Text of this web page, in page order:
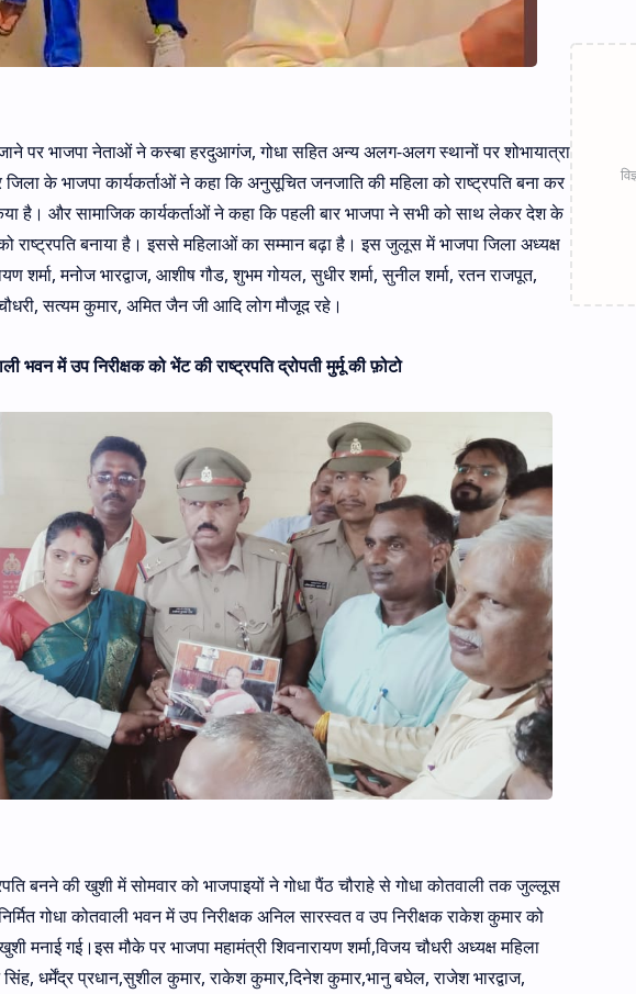
जाने पर भाजपा नेताओं ने कस्बा हरदुआगंज, गोधा सहित अन्य अलग-अलग स्थानों पर शोभायात्रा
के भाजपा कार्यकर्ताओं ने कहा कि अनुसूचित जनजाति की महिला को राष्ट्रपति बना कर
है। और सामाजिक कार्यकर्ताओं ने कहा कि पहली बार भाजपा ने सभी को साथ लेकर देश के
राष्ट्रपति बनाया है। इससे महिलाओं का सम्मान बढ़ा है। इस जुलूस में भाजपा जिला अध्यक्ष
शर्मा, मनोज भारद्वाज, आशीष गौड, शुभम गोयल, सुधीर शर्मा, सुनील शर्मा, रतन राजपूत,
सत्यम कुमार, अमित जैन जी आदि लोग मौजूद रहे।
भवन में उप निरीक्षक को भेंट की राष्ट्रपति द्रोपती मुर्मू की फ़ोटो
बनने की खुशी में सोमवार को भाजपाइयों ने गोधा पैंठ चौराहे से गोधा कोतवाली तक जुल्लूस
गोधा कोतवाली भवन में उप निरीक्षक अनिल सारस्वत व उप निरीक्षक राकेश कुमार को
गई।इस मौके पर भाजपा महामंत्री शिवनारायण शर्मा,विजय चौधरी अध्यक्ष महिला
धर्मेंद्र प्रधान,सुशील कुमार, राकेश कुमार,दिनेश कुमार,भानु बघेल, राजेश भारद्वाज,